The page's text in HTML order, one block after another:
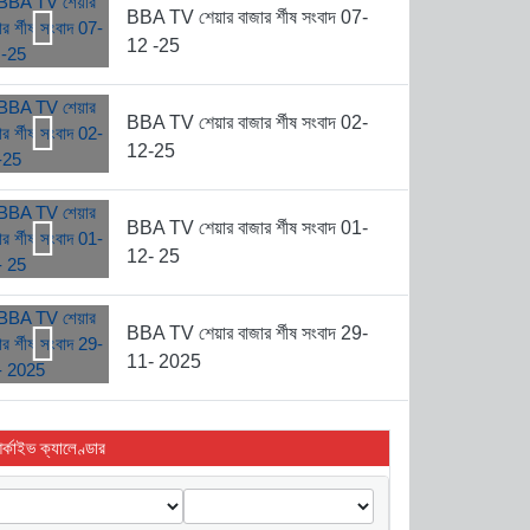
BBA TV শেয়ার বাজার র্শীষ সংবাদ 07-
12 -25
BBA TV শেয়ার বাজার র্শীষ সংবাদ 02-
12-25
BBA TV শেয়ার বাজার র্শীষ সংবাদ 01-
12- 25
BBA TV শেয়ার বাজার র্শীষ সংবাদ 29-
11- 2025
ক্যালেণ্ডার